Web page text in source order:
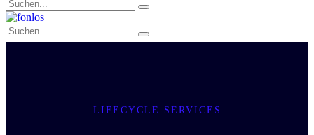
LIFECYCLE SERVICES